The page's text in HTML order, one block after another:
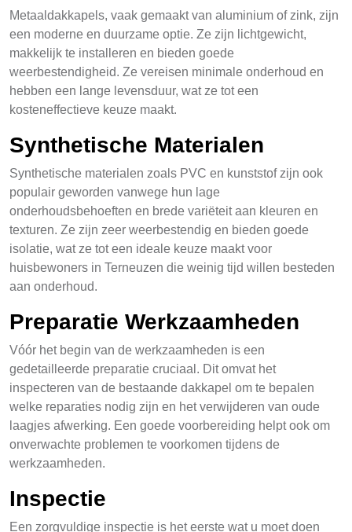
Metaaldakkapels, vaak gemaakt van aluminium of zink, zijn
een moderne en duurzame optie. Ze zijn lichtgewicht,
makkelijk te installeren en bieden goede
weerbestendigheid. Ze vereisen minimale onderhoud en
hebben een lange levensduur, wat ze tot een
kosteneffectieve keuze maakt.
Synthetische Materialen
Synthetische materialen zoals PVC en kunststof zijn ook
populair geworden vanwege hun lage
onderhoudsbehoeften en brede variëteit aan kleuren en
texturen. Ze zijn zeer weerbestendig en bieden goede
isolatie, wat ze tot een ideale keuze maakt voor
huisbewoners in Terneuzen die weinig tijd willen besteden
aan onderhoud.
Preparatie Werkzaamheden
Vóór het begin van de werkzaamheden is een
gedetailleerde preparatie cruciaal. Dit omvat het
inspecteren van de bestaande dakkapel om te bepalen
welke reparaties nodig zijn en het verwijderen van oude
laagjes afwerking. Een goede voorbereiding helpt ook om
onverwachte problemen te voorkomen tijdens de
werkzaamheden.
Inspectie
Een zorgvuldige inspectie is het eerste wat u moet doen